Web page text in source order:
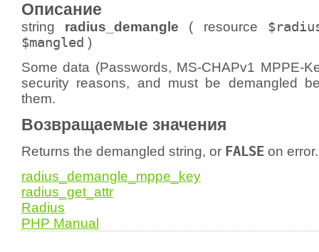
Описание
string radius_demangle ( resource
$mangled )
Some data (Passwords, MS-CHAPv1 MPPE-
security reasons, and must be demangled
them.
Возвращаемые значения
Returns the demangled string, or FALSE on error.
radius_demangle_mppe_key
radius_get_attr
Radius
PHP Manual